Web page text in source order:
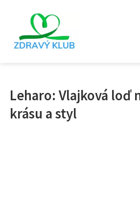
Leharo: Vlajková loď
krásu a styl